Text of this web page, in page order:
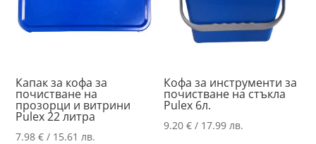
Капак за кофа за
почистване на
прозорци и витрини
Pulex 22 литра
7.98€ / 15.61 лв.
Кофа за инструменти за
почистване на стъкла
Pulex 6л.
9.20€ / 17.99 лв.